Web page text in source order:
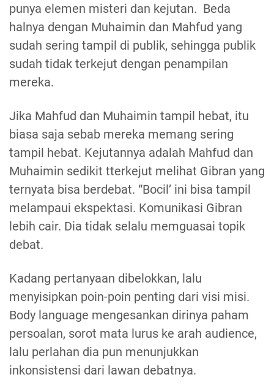
punya elemen misteri dan kejutan. Beda
halnya dengan Muhaimin dan Mahfud yang
sudah sering tampil di publik, sehingga publik
sudah tidak terkejut dengan penampilan
mereka.
Jika Mahfud dan Muhaimin tampil hebat, itu
biasa saja sebab mereka memang sering
tampil hebat. Kejutannya adalah Mahfud dan
Muhaimin sedikit tterkejut melihat Gibran yang
ternyata bisa berdebat. “Bocil’ ini bisa tampil
melampaui ekspektasi. Komunikasi Gibran
lebih cair. Dia tidak selalu memguasai topik
debat.
Kadang pertanyaan dibelokkan, lalu
menyisipkan poin-poin penting dari visi misi.
Body language mengesankan dirinya paham
persoalan, sorot mata lurus ke arah audience,
lalu perlahan dia pun menunjukkan
inkonsistensi dari lawan debatnya.